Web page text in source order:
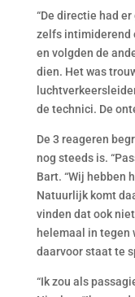
“De directie had
zelfs intimiderend
en volgden de
dien. Het was
de technici. De
De 3 reageren
nog steeds is.
Bart. “Wij hebben
Natuurlijk komt
vinden dat ook
helemaal in tegen
daarvoor staat te
“Ik zou als